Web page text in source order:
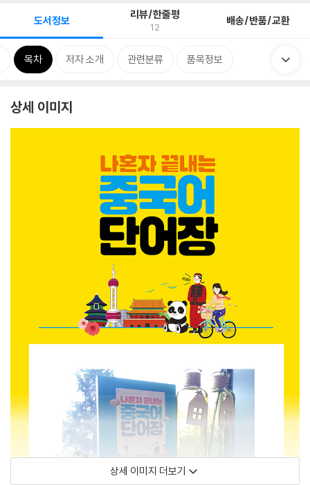
도서정보 리뷰/한줄평
12 배송/반품/교환
목차 저자 소개 관련분류 품목정보
상세 이미지
상세 이미지 더보기